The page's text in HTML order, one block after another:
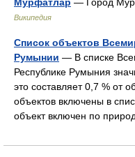
Википедия
Список объектов
Румынии — В списке
Республике Румыния
это составляет 0,7 % от
объектов включены в
объект включен по